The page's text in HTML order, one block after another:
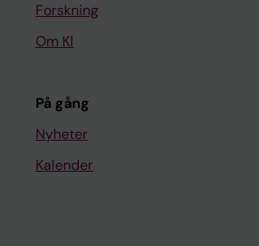
Forskning
Om KI
På gång
Nyheter
Kalender